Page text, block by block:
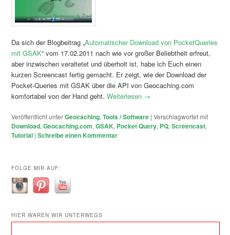
Da sich der Blogbeitrag „Automatischer Download von PocketQueries
mit GSAK“ vom 17.02.2011 nach wie vor großer Beliebtheit erfreut,
aber inzwischen veraltetet und überholt ist, habe ich Euch einen
kurzen Screencast fertig gemacht. Er zeigt, wie der Download der
Pocket-Queries mit GSAK über die API von Geocaching.com
komfortabel von der Hand geht.Weiterlesen →
Veröffentlicht unterGeocaching,Tools / Software |Verschlagwortet mit
Download,Geocaching.com,GSAK, Pocket Query, PQ,Screencast,
Tutorial |Schreibe einen Kommentar
FOLGE MIR AUF:
HIER WAREN WIR UNTERWEGS